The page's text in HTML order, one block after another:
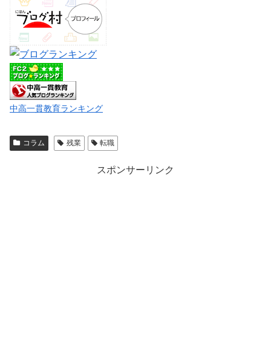
中高一貫教育ランキング
コラム 残業 転職
スポンサーリンク